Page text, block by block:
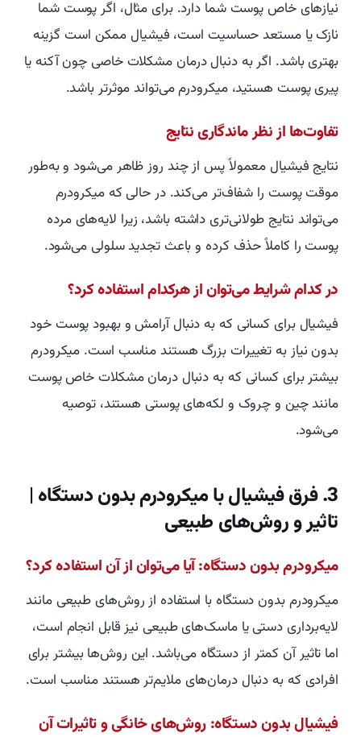
نیازهای خاص پوست شما دارد. برای مثال، اگر پوست شما
نازک یا مستعد حساسیت است، فیشیال ممکن است گزینه
بهتری باشد. اگر به دنبال درمان مشکلات خاصی چون آکنه یا
پیری پوست هستید، میکرودرم می‌تواند موثرتر باشد.
تفاوت‌ها از نظر ماندگاری نتایج
نتایج فیشیال معمولاً پس از چند روز ظاهر می‌شود و به‌طور
موقت پوست را شفاف‌تر می‌کند. در حالی که میکرودرم
می‌تواند نتایج طولانی‌تری داشته باشد، زیرا لایه‌های مرده
پوست را کاملاً حذف کرده و باعث تجدید سلولی می‌شود.
در کدام شرایط می‌توان از هرکدام استفاده کرد؟
فیشیال برای کسانی که به دنبال آرامش و بهبود پوست خود
بدون نیاز به تغییرات بزرگ هستند مناسب است. میکرودرم
بیشتر برای کسانی که به دنبال درمان مشکلات خاص پوست
مانند چین و چروک و لکه‌های پوستی هستند، توصیه
می‌شود.
3. فرق فیشیال با میکرودرم بدون دستگاه |
تاثیر و روش‌های طبیعی
میکرودرم بدون دستگاه: آیا می‌توان از آن استفاده کرد؟
میکرودرم بدون دستگاه با استفاده از روش‌های طبیعی مانند
لایه‌برداری دستی یا ماسک‌های طبیعی نیز قابل انجام است،
اما تاثیر آن کمتر از دستگاه می‌باشد. این روش‌ها بیشتر برای
افرادی که به دنبال درمان‌های ملایم‌تر هستند مناسب است.
فیشیال بدون دستگاه: روش‌های خانگی و تاثیرات آن